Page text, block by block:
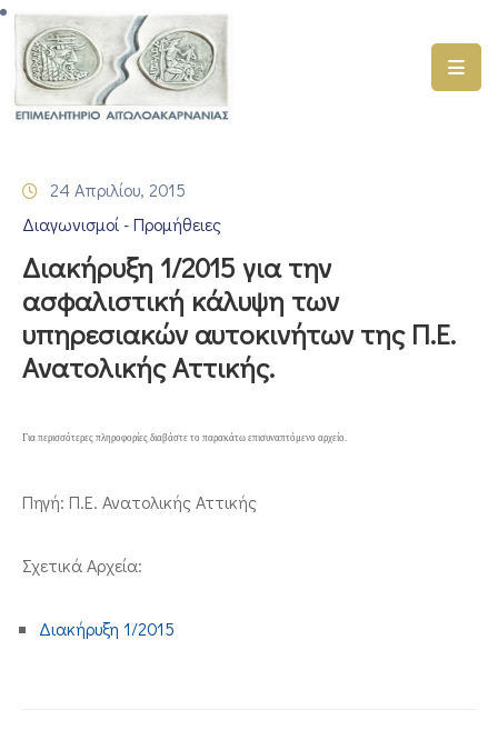
ΑΡΧΙΚΗ
ΓΕΜΗ
–
ΠΡΟΓΡΑΜΜΑΤΑ
ΕΠΙΜΕΛΗΤΗΡΙΟΥ
ΣΥΜΜΕΤΟΧΗ
ΕΤΑΙΡΕΙΕΣ
24 Απριλίου, 2015
Διαγωνισμοί - Προμήθειες
Διακήρυξη 1/2015 για την
ασφαλιστική κάλυψη των
υπηρεσιακών αυτοκινήτων της Π.Ε.
Ανατολικής Αττικής.
Για περισσότερες πληροφορίες διαβάστε το παρακάτω επισυναπτόμενο αρχείο.
Πηγή: Π.Ε. Ανατολικής Αττικής
Σχετικά Αρχεία:
Διακήρυξη 1/2015